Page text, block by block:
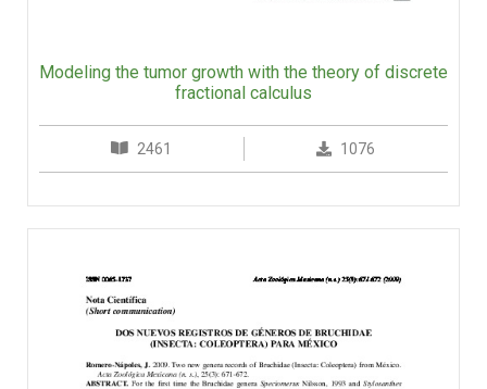
Modeling the tumor growth with the theory of discrete
fractional calculus
2461 1076